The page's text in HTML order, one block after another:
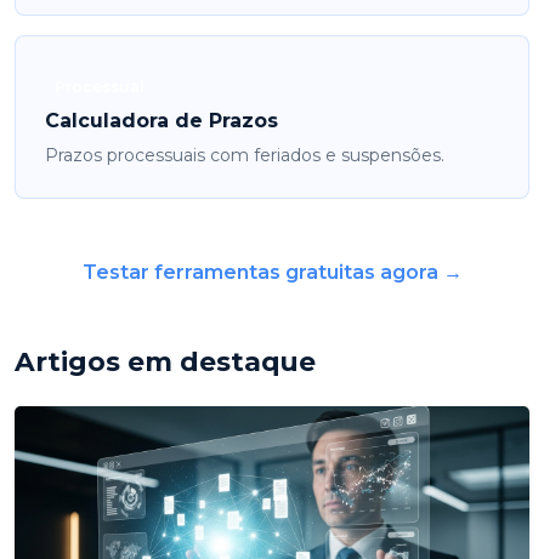
Calculadora de Prazos
Prazos processuais com feriados e suspensões.
Testar ferramentas gratuitas agora →
Artigos em destaque